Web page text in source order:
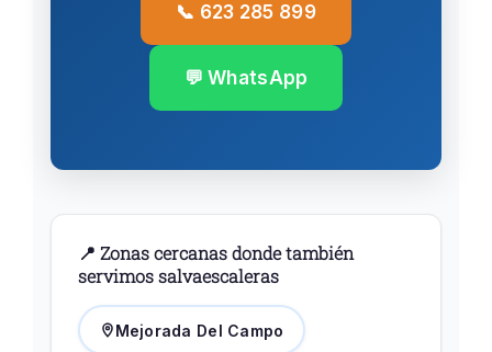
📞 623 285 899
💬 WhatsApp
📍 Zonas cercanas donde también
servimos salvaescaleras
Mejorada Del Campo